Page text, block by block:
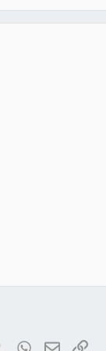
TumblrWhatsApp
電子郵
連